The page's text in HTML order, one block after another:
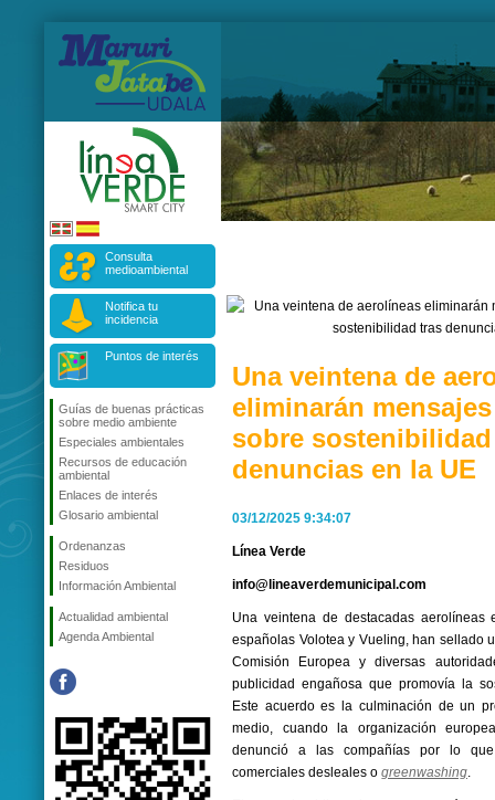
Consulta
medioambiental
Notifica tu
incidencia
Puntos de interés
Guías de buenas prácticas
sobre medio ambiente
Especiales ambientales
Recursos de educación
ambiental
Enlaces de interés
Glosario ambiental
Ordenanzas
Residuos
Información Ambiental
Actualidad ambiental
Agenda Ambiental
Una veintena de
eliminarán
sobre
denuncias en la UE
03/12/2025 9:34:07
Línea Verde
info@lineaverdemunicipal.com
Una veintena de destacadas aerolíneas
españolas Volotea y Vueling, han sellado
Comisión Europea y diversas
publicidad engañosa que promovía la
Este acuerdo es la culminación de un
medio, cuando la organización
denunció a las compañías por lo
comerciales desleales o greenwashing.